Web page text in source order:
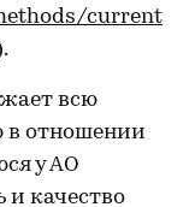
current
всю
отношении
у АО
и качество